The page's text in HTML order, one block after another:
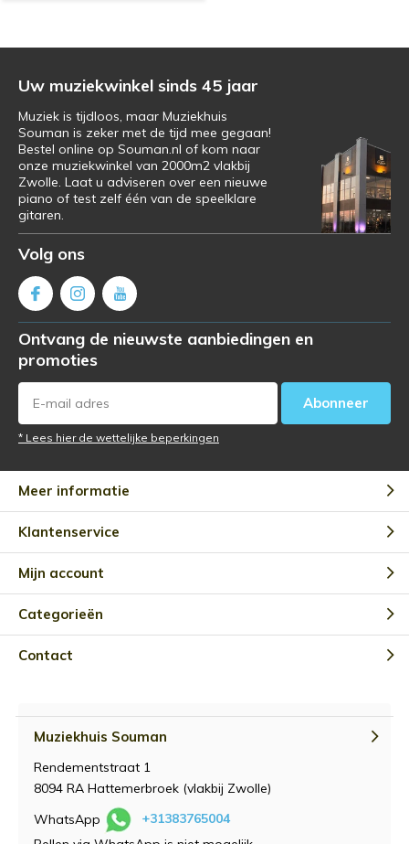
Uw muziekwinkel sinds 45 jaar
Muziek is tijdloos, maar Muziekhuis
Souman is zeker met de tijd mee gegaan!
Bestel online op Souman.nl of kom naar
onze muziekwinkel van 2000m2 vlakbij
Zwolle. Laat u adviseren over een nieuwe
piano of test zelf één van de speelklare
gitaren.
Volg ons
Ontvang de nieuwste aanbiedingen en
promoties
Abonneer
* Lees hier de wettelijke beperkingen
Meer informatie
Klantenservice
Mijn account
Categorieën
Contact
Muziekhuis Souman
Rendementstraat 1
8094 RA Hattemerbroek (vlakbij Zwolle)
WhatsApp
+31383765004